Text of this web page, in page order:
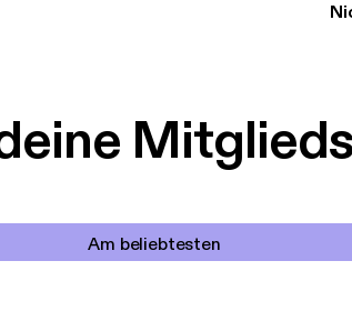
Am beliebtesten